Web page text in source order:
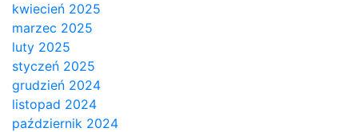
kwiecień 2025
marzec 2025
luty 2025
styczeń 2025
grudzień 2024
listopad 2024
październik 2024